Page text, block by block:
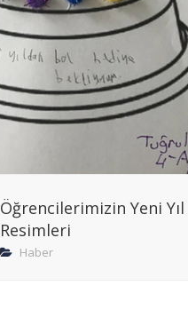
Öğrencilerimizin Yeni Yıl
Resimleri
Haber